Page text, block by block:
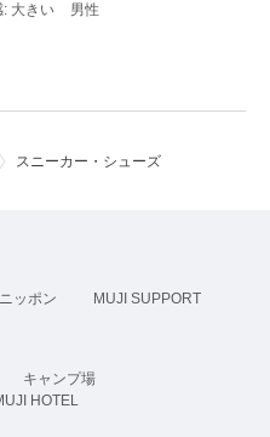
大きい 男性
スニーカー・シューズ
ッポン
MUJI SUPPORT
キャンプ場
HOTEL